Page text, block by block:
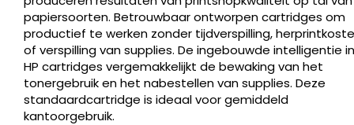
papiersoorten. Betrouwbaar ontworpen cartridges om
productief te werken zonder tijdverspilling,
of verspilling van supplies. De ingebouwde intelligentie in
HP cartridges vergemakkelijkt de bewaking van het
tonergebruik en het nabestellen van supplies. Deze
standaardcartridge is ideaal voor gemiddeld
kantoorgebruik.